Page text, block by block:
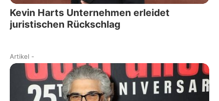
Kevin Harts Unternehmen erleidet
juristischen Rückschlag
Artikel -